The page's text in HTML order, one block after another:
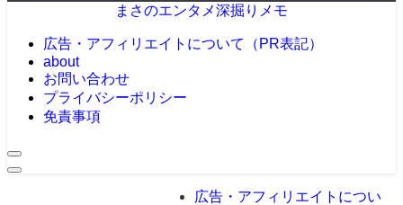
まさのエンタメ深掘りメモ
広告・アフィリエイトについて（PR表記）
about
お問い合わせ
プライバシーポリシー
免責事項
広告・アフィリエイトについ